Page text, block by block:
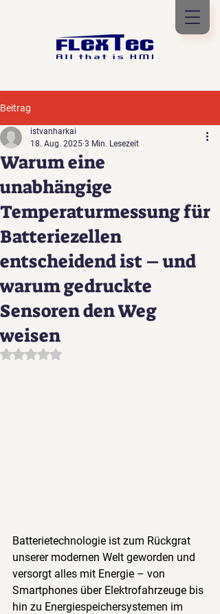
Beitrag
Warum eine
unabhängige
Temperaturmessung für
Batteriezellen
entscheidend ist – und
warum gedruckte
Sensoren den Weg
weisen
istvanharkai
18. Aug. 2025 3 Min. Lesezeit
Mit NaN von 5 Sternen bewertet.
Batterietechnologie ist zum Rückgrat
unserer modernen Welt geworden und
versorgt alles mit Energie – von
Smartphones über Elektrofahrzeuge bis
hin zu Energiespeichersystemen im